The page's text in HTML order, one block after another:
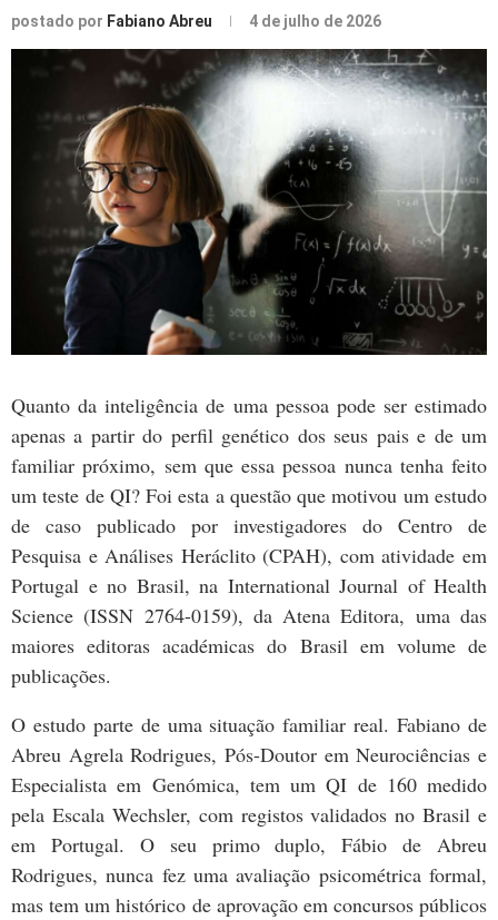
postado por Fabiano Abreu 4 de julho de 2026
Quanto da inteligência de uma pessoa pode ser estimado
apenas a partir do perfil genético dos seus pais e de um
familiar próximo, sem que essa pessoa nunca tenha feito
um teste de QI? Foi esta a questão que motivou um estudo
de caso publicado por investigadores do Centro de
Pesquisa e Análises Heráclito (CPAH), com atividade em
Portugal e no Brasil, na International Journal of Health
Science (ISSN 2764-0159), da Atena Editora, uma das
maiores editoras académicas do Brasil em volume de
publicações.
O estudo parte de uma situação familiar real. Fabiano de
Abreu Agrela Rodrigues, Pós-Doutor em Neurociências e
Especialista em Genómica, tem um QI de 160 medido
pela Escala Wechsler, com registos validados no Brasil e
em Portugal. O seu primo duplo, Fábio de Abreu
Rodrigues, nunca fez uma avaliação psicométrica formal,
mas tem um histórico de aprovação em concursos públicos